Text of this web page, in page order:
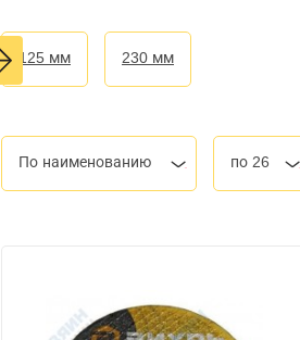
125 мм 230 мм
По наименованию по 26